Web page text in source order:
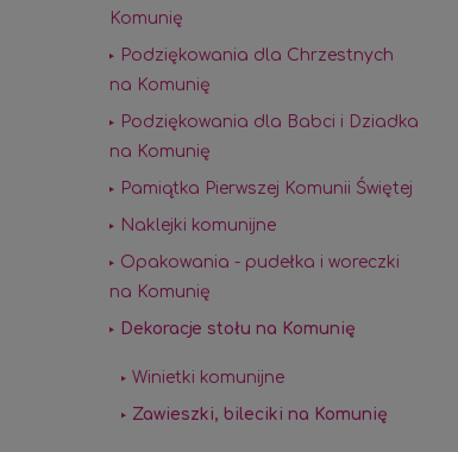
Komunię
Podziękowania dla Chrzestnych
na Komunię
Podziękowania dla Babci i Dziadka
na Komunię
Pamiątka Pierwszej Komunii Świętej
Naklejki komunijne
Opakowania - pudełka i woreczki
na Komunię
Dekoracje stołu na Komunię
Winietki komunijne
Zawieszki, bileciki na Komunię